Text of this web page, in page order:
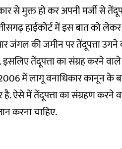
से मुक्त हो कर अपनी मर्जी से
हाईकोर्ट में इस बात को
जंगल की जमीन पर तेंदूपत्ता उगने
इसलिए तेंदूपत्ता का संग्रह करने
में लागू वनाधिकार कानून के
है. ऐसे में तेंदूपत्ता का संग्रहण करने
करना चाहिए.